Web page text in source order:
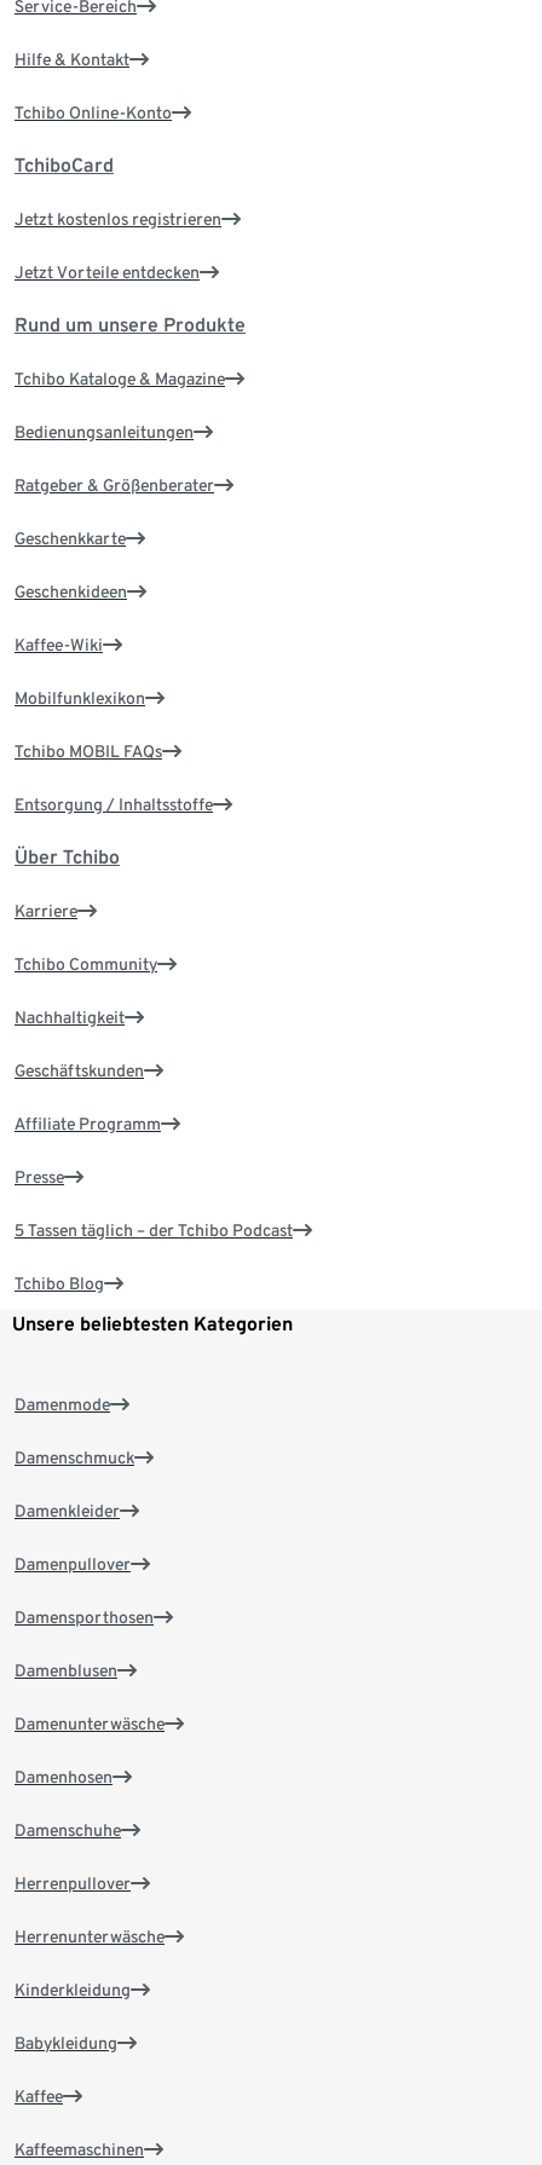
Service-Bereich
Hilfe & Kontakt
Tchibo Online-Konto
TchiboCard
Jetzt kostenlos registrieren
Jetzt Vorteile entdecken
Rund um unsere Produkte
Tchibo Kataloge & Magazine
Bedienungsanleitungen
Ratgeber & Größenberater
Geschenkkarte
Geschenkideen
Kaffee-Wiki
Mobilfunklexikon
Tchibo MOBIL FAQs
Entsorgung / Inhaltsstoffe
Über Tchibo
Karriere
Tchibo Community
Nachhaltigkeit
Geschäftskunden
Affiliate Programm
Presse
5 Tassen täglich – der Tchibo Podcast
Tchibo Blog
Unsere beliebtesten Kategorien
Damenmode
Damenschmuck
Damenkleider
Damenpullover
Damensporthosen
Damenblusen
Damenunterwäsche
Damenhosen
Damenschuhe
Herrenpullover
Herrenunterwäsche
Kinderkleidung
Babykleidung
Kaffee
Kaffeemaschinen